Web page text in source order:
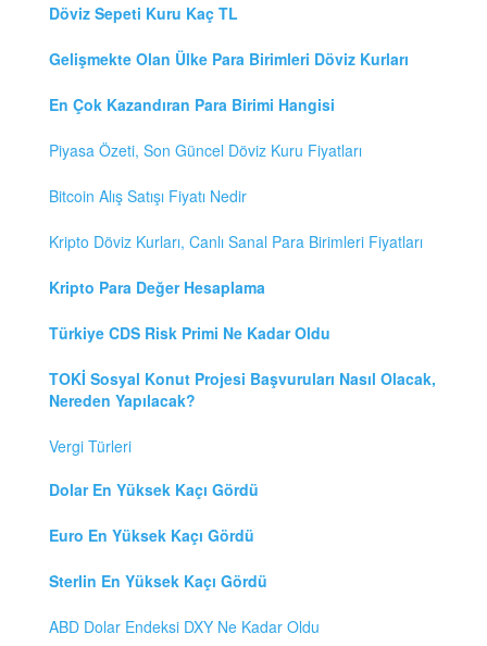
Döviz Sepeti Kuru Kaç TL
Gelişmekte Olan Ülke Para Birimleri Döviz Kurları
En Çok Kazandıran Para Birimi Hangisi
Piyasa Özeti, Son Güncel Döviz Kuru Fiyatları
Bitcoin Alış Satışı Fiyatı Nedir
Kripto Döviz Kurları, Canlı Sanal Para Birimleri Fiyatları
Kripto Para Değer Hesaplama
Türkiye CDS Risk Primi Ne Kadar Oldu
TOKİ Sosyal Konut Projesi Başvuruları Nasıl Olacak,
Nereden Yapılacak?
Vergi Türleri
Dolar En Yüksek Kaçı Gördü
Euro En Yüksek Kaçı Gördü
Sterlin En Yüksek Kaçı Gördü
ABD Dolar Endeksi DXY Ne Kadar Oldu